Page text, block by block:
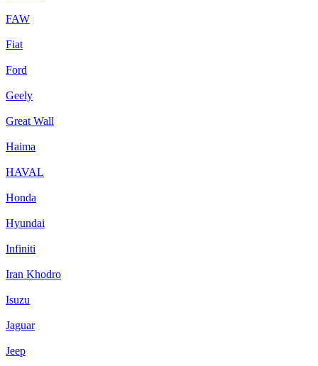
FAW
Fiat
Ford
Geely
Great Wall
Haima
HAVAL
Honda
Hyundai
Infiniti
Iran Khodro
Isuzu
Jaguar
Jeep